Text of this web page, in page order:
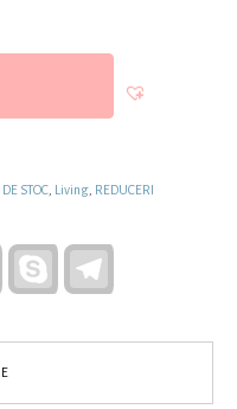
STOC Living REDUCERI
Facebook
Messenger
Skype